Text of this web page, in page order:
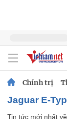
Chính trị
Jaguar E-
Tin tức mới nhất về